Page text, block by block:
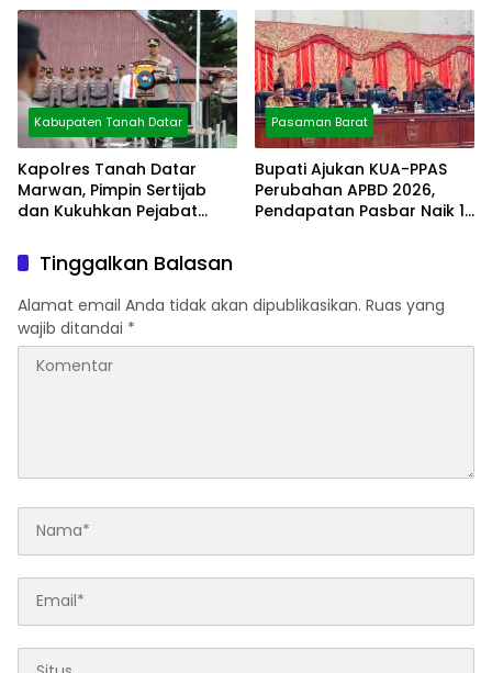
Kabupaten Tanah Datar
Kapolres Tanah Datar
Marwan, Pimpin Sertijab
dan Kukuhkan Pejabat
Pasaman Barat
Bupati Ajukan KUA-PPAS
Perubahan APBD 2026,
Pendapatan Pasbar Naik 15
Tinggalkan Balasan
Alamat email Anda tidak akan dipublikasikan. Ruas yang
wajib ditandai *